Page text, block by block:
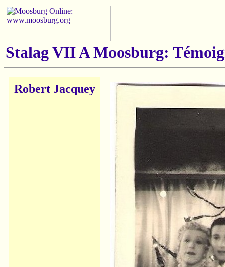
Stalag VII A Moosburg:
Robert Jacquey